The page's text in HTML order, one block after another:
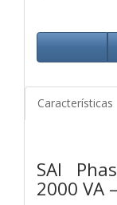
Características
SAI
2000 VA